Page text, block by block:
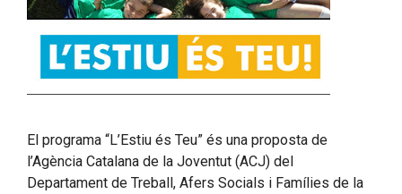
El programa “L’Estiu és Teu” és una proposta de
l’Agència Catalana de la Joventut (ACJ) del
Departament de Treball, Afers Socials i Famílies de la